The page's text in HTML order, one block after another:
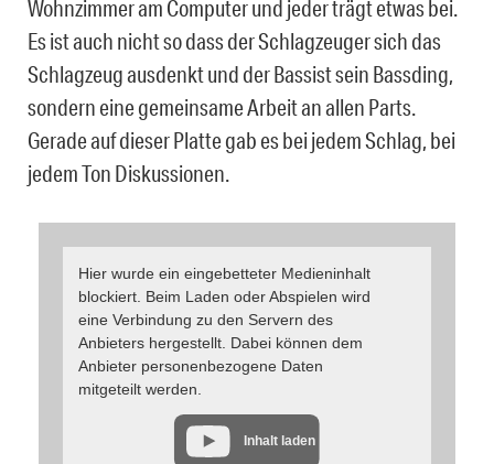
Wohnzimmer am Computer und jeder trägt etwas bei.
Es ist auch nicht so dass der Schlagzeuger sich das
Schlagzeug ausdenkt und der Bassist sein Bassding,
sondern eine gemeinsame Arbeit an allen Parts.
Gerade auf dieser Platte gab es bei jedem Schlag, bei
jedem Ton Diskussionen.
Hier wurde ein eingebetteter Medieninhalt
blockiert. Beim Laden oder Abspielen wird
eine Verbindung zu den Servern des
Anbieters hergestellt. Dabei können dem
Anbieter personenbezogene Daten
mitgeteilt werden.
Inhalt laden